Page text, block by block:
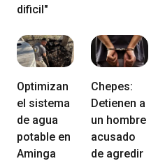
dificil"
Optimizan
el sistema
de agua
potable en
Aminga
Chepes:
Detienen a
un hombre
acusado
de agredir